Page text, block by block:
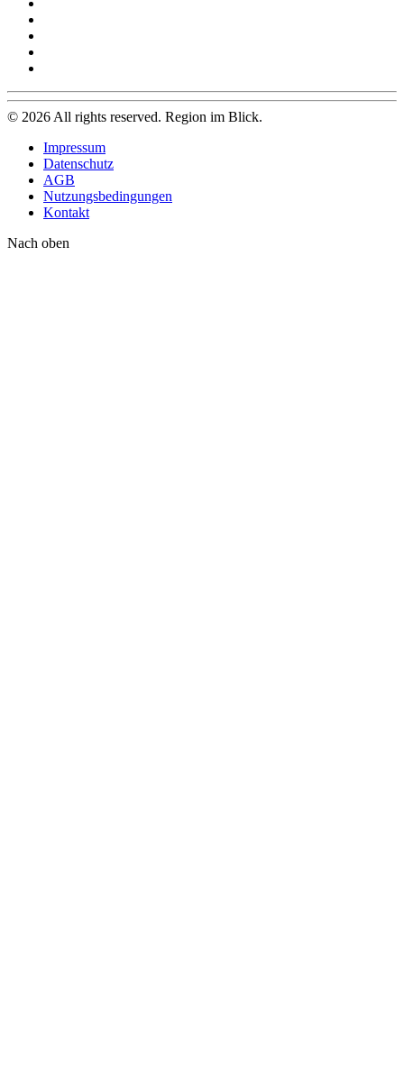
© 2026 All rights reserved. Region im Blick.
Impressum
Datenschutz
AGB
Nutzungsbedingungen
Kontakt
Nach oben